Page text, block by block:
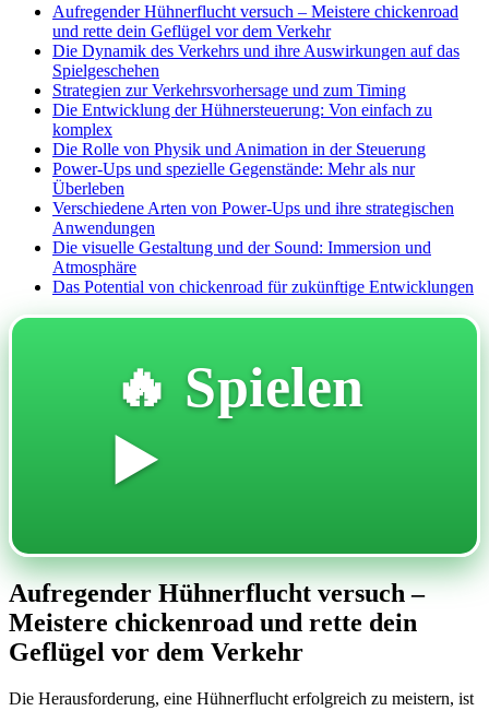
Aufregender Hühnerflucht versuch – Meistere chickenroad
und rette dein Geflügel vor dem Verkehr
Die Dynamik des Verkehrs und ihre Auswirkungen auf das
Spielgeschehen
Strategien zur Verkehrsvorhersage und zum Timing
Die Entwicklung der Hühnersteuerung: Von einfach zu
komplex
Die Rolle von Physik und Animation in der Steuerung
Power-Ups und spezielle Gegenstände: Mehr als nur
Überleben
Verschiedene Arten von Power-Ups und ihre strategischen
Anwendungen
Die visuelle Gestaltung und der Sound: Immersion und
Atmosphäre
Das Potential von chickenroad für zukünftige Entwicklungen
🔥 Spielen
▶️
Aufregender Hühnerflucht versuch –
Meistere chickenroad und rette dein
Geflügel vor dem Verkehr
Die Herausforderung, eine Hühnerflucht erfolgreich zu meistern, ist